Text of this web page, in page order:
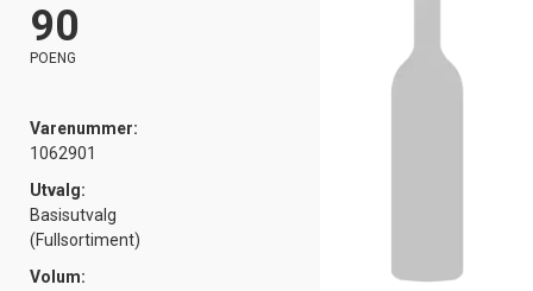
90
POENG
Varenummer:
1062901
Utvalg:
Basisutvalg
(Fullsortiment)
Volum: